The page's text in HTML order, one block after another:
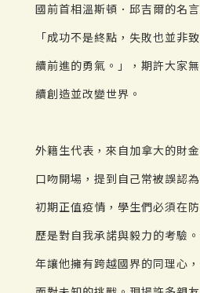
國前首相溫斯頓．邱吉爾的名
「成功不是終點，失敗也並非
續前進的勇氣。」，期許大家
續創造並改變世界。
外籍生代表，來自加拿大的財
口吻開場，提到自己常被誤認
初期正值疫情，學生們必須在
歷是對自我承諾與毅力的考驗
年讓他擁有跨越國界的同理心